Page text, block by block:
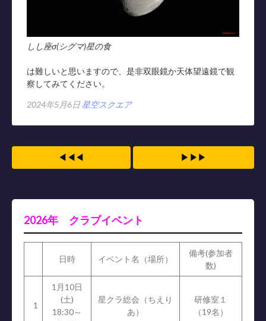
しし座σ(シグマ)星の食
は難しいと思いますので、是非双眼鏡か天体望遠鏡で観
察してみてください。
2024年5月6日 星空スクエア
◀◀◀ ▶▶▶
2026年 クラブイベント
日時 イベント名（場所）
備考(参加者
数)
1
1月10日
(土)
18:30～
星クラ総会（ちえり
あ）
研修室１
（19名）